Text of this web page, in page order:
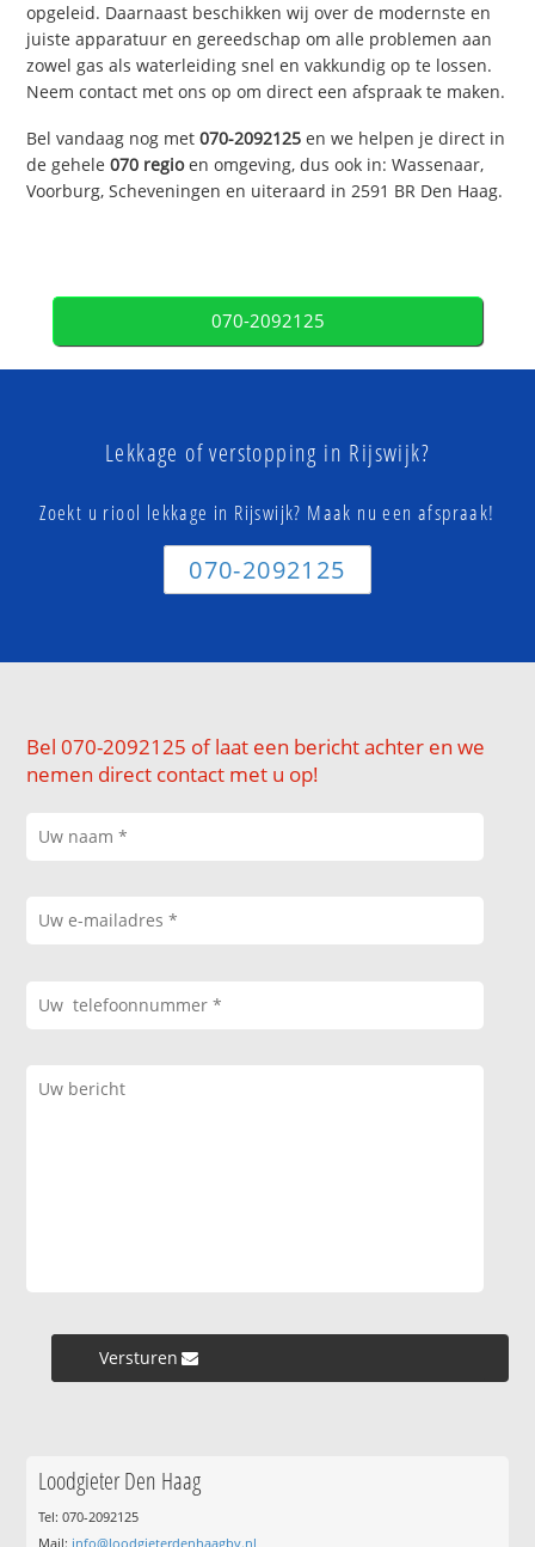
opgeleid. Daarnaast beschikken wij over de modernste en
juiste apparatuur en gereedschap om alle problemen aan
zowel gas als waterleiding snel en vakkundig op te lossen.
Neem contact met ons op om direct een afspraak te maken.
Bel vandaag nog met070-2092125 en we helpen je direct in
de gehele070 regioen omgeving, dus ook in: Wassenaar,
Voorburg, Scheveningen en uiteraard in 2591 BR Den Haag.
070-2092125
Lekkage of verstopping in Rijswijk?
Zoekt u riool lekkage in Rijswijk? Maak nu een afspraak!
070-2092125
Bel 070-2092125 of laat een bericht achter en we
nemen direct contact met u op!
Versturen »
Loodgieter Den Haag
Tel: 070-2092125
Mail: info@loodgieterdenhaagbv.nl